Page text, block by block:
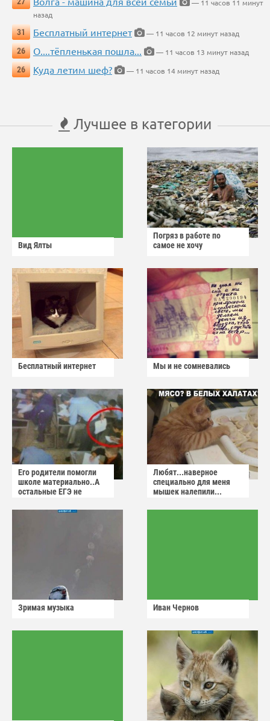
— 11 часов 11 минут
назад
31
Бесплатный интернет
— 11 часов 12 минут назад
26
О....тёпленькая пошла...
— 11 часов 13 минут назад
26
Куда летим шеф? — 11 часов 14 минут назад
Лучшее в категории
Вид Ялты
Погряз в работе по
самое не хочу
Бесплатный интернет Мы и не сомневались
Его родители помогли
школе материально..А
остальные ЕГЭ не
Любят...наверное
специально для меня
мышек налепили...
Зримая музыка Иван Чернов